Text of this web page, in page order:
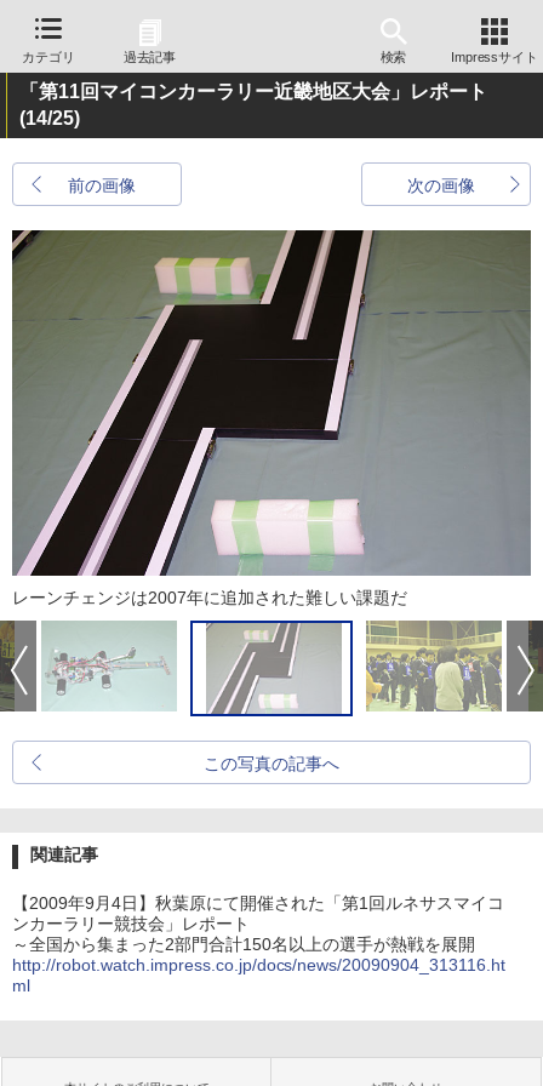
カテゴリ 過去記事 検索 Impressサイト
「第11回マイコンカーラリー近畿地区大会」レポート
(14/25)
前の画像 次の画像
レーンチェンジは2007年に追加された難しい課題だ
この写真の記事へ
関連記事
【2009年9月4日】秋葉原にて開催された「第1回ルネサスマイコ
ンカーラリー競技会」レポート
～全国から集まった2部門合計150名以上の選手が熱戦を展開
http://robot.watch.impress.co.jp/docs/news/20090904_313116.ht
ml